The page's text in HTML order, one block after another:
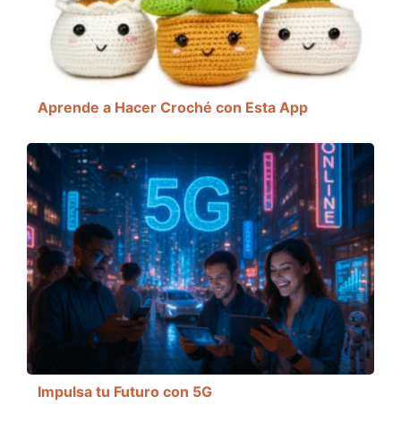
Aprende a Hacer Croché con Esta App
Impulsa tu Futuro con 5G